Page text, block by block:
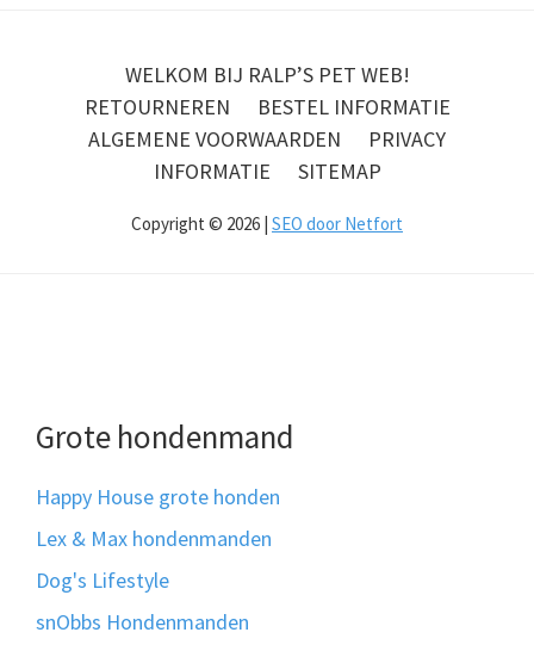
WELKOM BIJ RALP’S PET WEB!
RETOURNEREN
BESTEL INFORMATIE
ALGEMENE VOORWAARDEN
PRIVACY
INFORMATIE
SITEMAP
Copyright © 2026 | SEO door Netfort
Grote hondenmand
Happy House grote honden
Lex & Max hondenmanden
Dog's Lifestyle
snObbs Hondenmanden